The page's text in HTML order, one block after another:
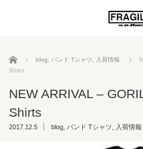
ホーム blog バンド Tシャツ 入荷情報
Shirts
NEW ARRIVAL –
Shirts
2017.12.5 blog バンド Tシャツ 入荷情報